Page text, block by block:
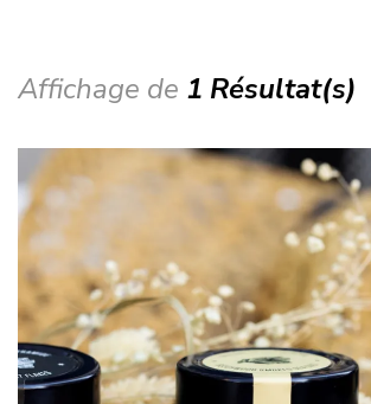
Affichage de 1 Résultat(s)